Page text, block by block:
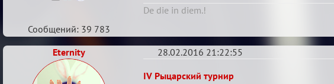
De die in diem.!
Сообщений: 39 783
Eternity 28.02.2016 21:22:55
Re:
IV Рыцарский турнир